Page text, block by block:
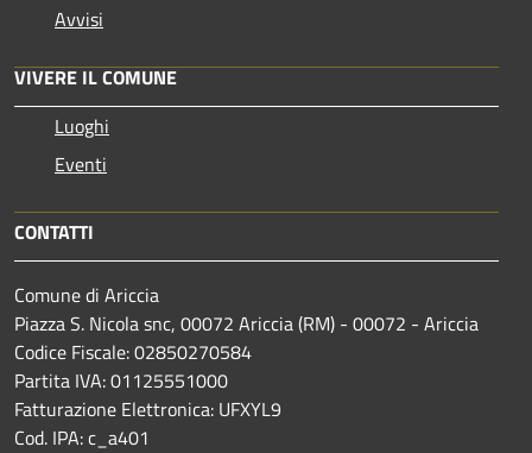
Avvisi
VIVERE IL COMUNE
Luoghi
Eventi
CONTATTI
Comune di Ariccia
Piazza S. Nicola snc, 00072 Ariccia (RM) - 00072 - Ariccia
Codice Fiscale: 02850270584
Partita IVA: 01125551000
Fatturazione Elettronica: UFXYL9
Cod. IPA: c_a401